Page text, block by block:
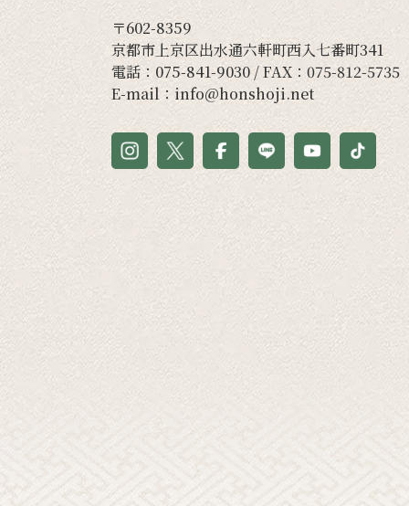
〒602-8359
京都市上京区出水通六軒町西入七番町341
電話： 075-841-9030/ FAX：075-812-5735
E-mail： info@honshoji.net